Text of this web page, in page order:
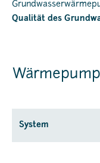
Qualität des
System